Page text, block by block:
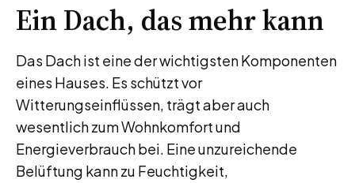
Ein Dach, das mehr kann
Das Dach ist eine der wichtigsten Komponenten
eines Hauses. Es schützt vor
Witterungseinflüssen, trägt aber auch
wesentlich zum Wohnkomfort und
Energieverbrauch bei. Eine unzureichende
Belüftung kann zu Feuchtigkeit,